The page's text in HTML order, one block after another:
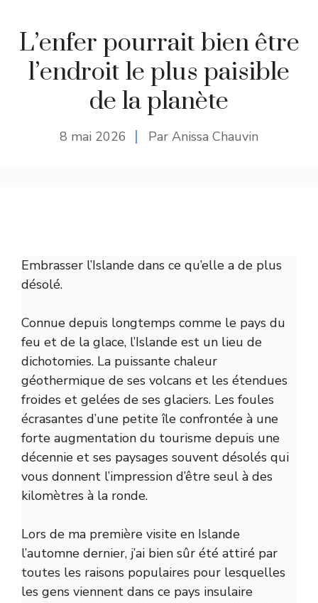
L’enfer pourrait bien être
l’endroit le plus paisible
de la planète
8 mai 2026 Par Anissa Chauvin
Embrasser l’Islande dans ce qu’elle a de plus
désolé.
Connue depuis longtemps comme le pays du
feu et de la glace, l’Islande est un lieu de
dichotomies. La puissante chaleur
géothermique de ses volcans et les étendues
froides et gelées de ses glaciers. Les foules
écrasantes d’une petite île confrontée à une
forte augmentation du tourisme depuis une
décennie et ses paysages souvent désolés qui
vous donnent l’impression d’être seul à des
kilomètres à la ronde.
Lors de ma première visite en Islande
l’automne dernier, j’ai bien sûr été attiré par
toutes les raisons populaires pour lesquelles
les gens viennent dans ce pays insulaire